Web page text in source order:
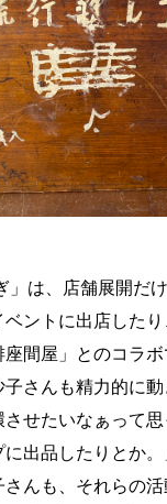
」は、店舗展開だ
ベントに出店した
間屋」とのコラボ
さんも精力的に動
させたいなぁって
出品したりとか。
んも、それらの